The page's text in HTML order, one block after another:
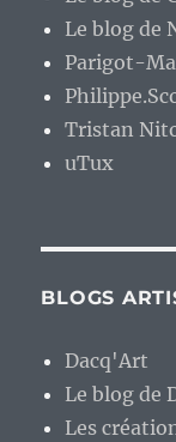
Le blog de
Parigot-
Tristan
uTux
BLOGS
Dacq'Art
Le blog de
Les